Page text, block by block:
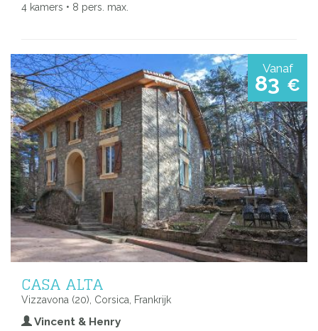
4 kamers • 8 pers. max.
Vanaf
83 €
CASA ALTA
Vizzavona (20), Corsica, Frankrijk
Vincent & Henry